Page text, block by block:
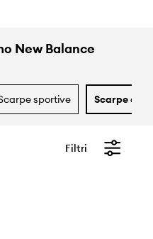
New Balance
scarpe sportive scarpe da
Filtri